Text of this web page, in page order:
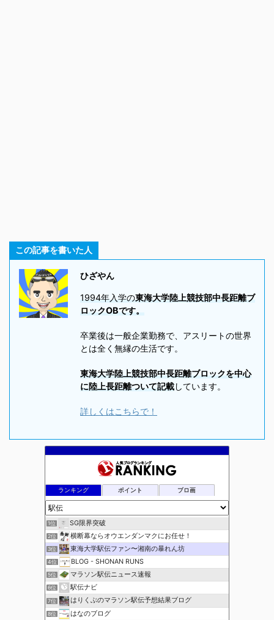
この記事を書いた人
ひざやん
1994年入学の東海大学陸上競技部中長距離ブ
ロックOBです。
卒業後は一般企業勤務で、アスリートの世界
とは全く無縁の生活です。
東海大学陸上競技部中長距離ブロックを中心
に陸上長距離ついて記載しています。
詳しくはこちらで！
ランキング ポイント ブロ画
1位 SG限界突破
2位 横断幕ならオウエンダンマクにお任せ！
3位 東海大学駅伝ファン〜湘南の暴れん坊
4位 BLOG - SHONAN RUNS
5位 マラソン駅伝ニュース速報
6位 駅伝ナビ
7位 はりくぶのマラソン駅伝予想結果ブログ
8位 はなのブログ